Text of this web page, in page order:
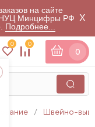
на сайте
НУЦ Минцифры РФ
Подробнее...
X
0 0
0
Швейно-